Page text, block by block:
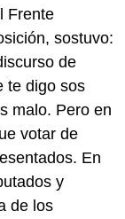
Frente
sostuvo:
de
te digo sos
malo. Pero en
votar de
En
y
de los